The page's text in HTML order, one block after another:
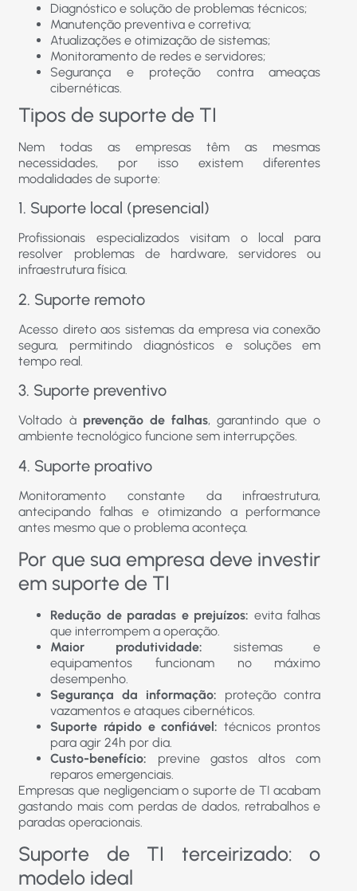
Diagnóstico e solução de problemas técnicos;
Manutenção preventiva e corretiva;
Atualizações e otimização de sistemas;
Monitoramento de redes e servidores;
Segurança e proteção contra ameaças
cibernéticas.
Tipos de suporte de TI
Nem todas as empresas têm as mesmas
necessidades, por isso existem diferentes
modalidades de suporte:
1. Suporte local (presencial)
Profissionais especializados visitam o local para
resolver problemas de hardware, servidores ou
infraestrutura física.
2. Suporte remoto
Acesso direto aos sistemas da empresa via conexão
segura, permitindo diagnósticos e soluções em
tempo real.
3. Suporte preventivo
Voltado à prevenção de falhas, garantindo que o
ambiente tecnológico funcione sem interrupções.
4. Suporte proativo
Monitoramento constante da infraestrutura,
antecipando falhas e otimizando a performance
antes mesmo que o problema aconteça.
Por que sua empresa deve investir
em suporte de TI
Redução de paradas e prejuízos: evita falhas
que interrompem a operação.
Maior produtividade: sistemas e
equipamentos funcionam no máximo
desempenho.
Segurança da informação: proteção contra
vazamentos e ataques cibernéticos.
Suporte rápido e confiável: técnicos prontos
para agir 24h por dia.
Custo-benefício: previne gastos altos com
reparos emergenciais.
Empresas que negligenciam o suporte de TI acabam
gastando mais com perdas de dados, retrabalhos e
paradas operacionais.
Suporte de TI terceirizado: o
modelo ideal